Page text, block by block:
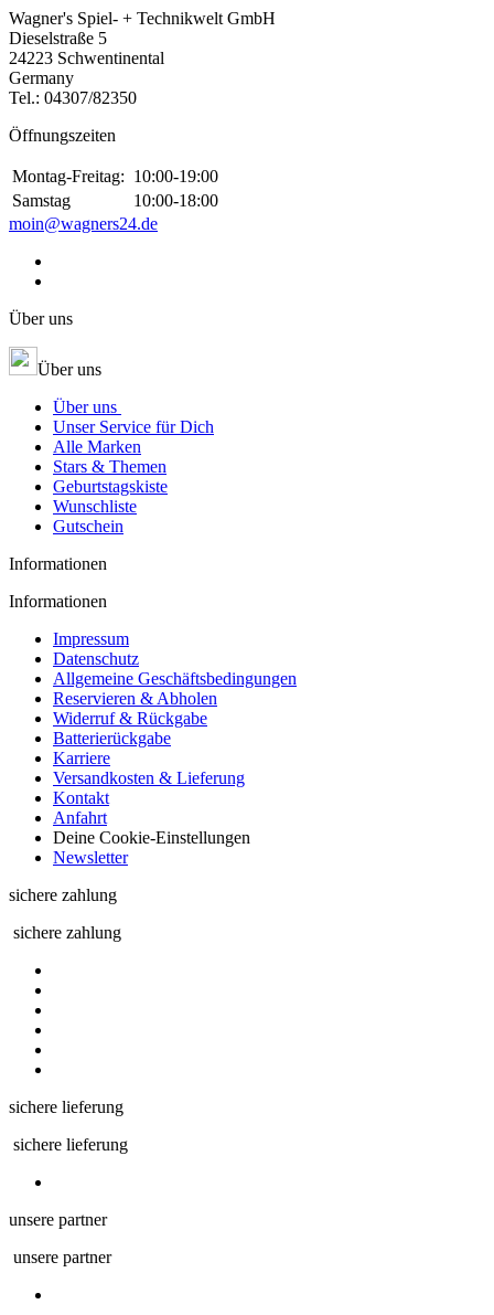
Wagner's Spiel- + Technikwelt GmbH
Dieselstraße 5
24223 Schwentinental
Germany
Tel.: 04307/82350
Öffnungszeiten
Montag-Freitag: 10:00-19:00
Samstag
10:00-18:00
moin@wagners24.de
Über uns
Über uns
Über uns
Unser Service für Dich
Alle Marken
Stars & Themen
Geburtstagskiste
Wunschliste
Gutschein
Informationen
Informationen
Impressum
Datenschutz
Allgemeine Geschäftsbedingungen
Reservieren & Abholen
Widerruf & Rückgabe
Batterierückgabe
Karriere
Versandkosten & Lieferung
Kontakt
Anfahrt
Deine Cookie-Einstellungen
Newsletter
sichere zahlung
sichere zahlung
sichere lieferung
sichere lieferung
unsere partner
unsere partner